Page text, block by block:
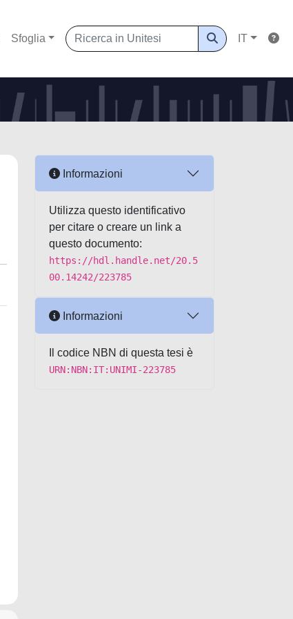
Sfoglia IT
Informazioni
Utilizza questo identificativo
per citare o creare un link a
questo documento:
https://hdl.handle.net/20.5
00.14242/223785
Informazioni
Il codice NBN di questa tesi è
URN:NBN:IT:UNIMI-223785